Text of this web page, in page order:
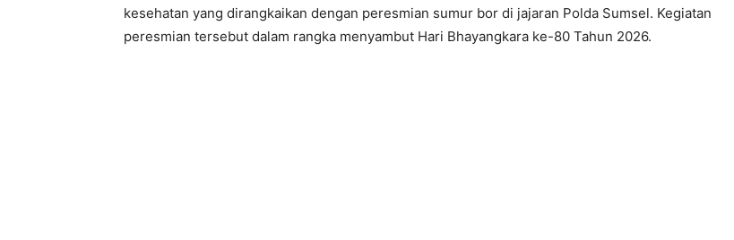
kesehatan yang dirangkaikan dengan peresmian sumur bor di jajaran Polda Sumsel. Kegiatan
peresmian tersebut dalam rangka menyambut Hari Bhayangkara ke-80 Tahun 2026.